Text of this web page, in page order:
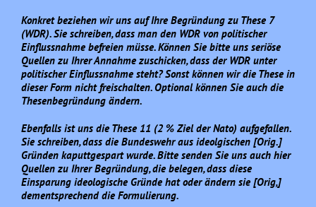
Konkret beziehen wir uns auf Ihre Begründung zu These 7
(WDR). Sie schreiben, dass man den WDR von politischer
Einflussnahme befreien müsse. Können Sie bitte uns seriöse
Quellen zu Ihrer Annahme zuschicken, dass der WDR unter
politischer Einflussnahme steht? Sonst können wir die These in
dieser Form nicht freischalten. Optional können Sie auch die
Thesenbegründung ändern.
Ebenfalls ist uns die These 11 (2 % Ziel der Nato) aufgefallen.
Sie schreiben, dass die Bundeswehr aus ideolgischen [Orig.]
Gründen kaputtgespart wurde. Bitte senden Sie uns auch hier
Quellen zu Ihrer Begründung, die belegen, dass diese
Einsparung ideologische Gründe hat oder ändern sie [Orig,]
dementsprechend die Formulierung.